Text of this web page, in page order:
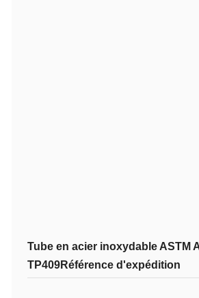
Tube en acier inoxydable ASTM
TP409Référence d'expédition